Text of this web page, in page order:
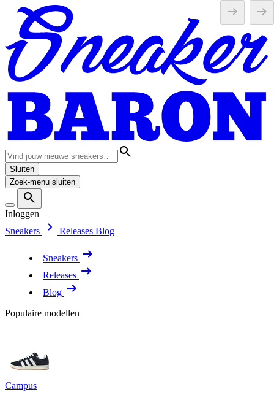
Sluiten
Zoek-menu sluiten
Inloggen
Sneakers
Releases Blog
Sneakers
Releases
Blog
Populaire modellen
Campus